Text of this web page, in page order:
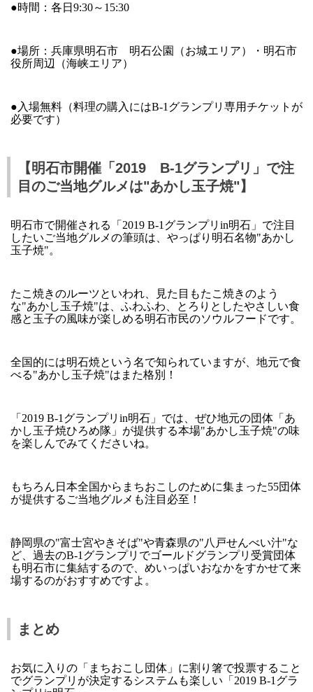
●時間：各日9:30～15:30
●場所：兵庫県明石市 明石公園（お城エリア）・明石市
役所周辺（海峡エリア）
●入場無料（料理の購入にはB-1グランプリ専用チケットが
必要です）
【明石市開催「2019 B-1グランプリ」で注
目のご当地グルメは"あかし玉子焼"】
明石市で開催される「2019 B-1グランプリin明石」で注目
したいご当地グルメの筆頭は、やっぱり明石名物"あかし
玉子焼"。
たこ焼きのルーツといわれ、見た目もたこ焼きのよう
な"あかし玉子焼"は、ふわふわ、とろりとしたやさしい食
感と玉子の風味が楽しめる明石市民のソウルフードです。
全国的には明石焼という名で知られていますが、地元で食
べる"あかし玉子焼"はまた格別！
「2019 B-1グランプリin明石」では、ぜひ地元の団体「あ
かし玉子焼ひろめ隊」が提供する本場"あかし玉子焼"の味
を楽しんでみてくださいね。
もちろん日本全国からまちおこしのために集まった55団体
が提供するご当地グルメも注目必至！
静岡県の"富士宮やきそば"や青森県の"八戸せんべい汁"な
ど、過去のB-1グランプリでゴールドグランプリ受賞団体
も明石市に集結するので、めいっぱいおなかをすかせて来
場するのがおすすめですよ。
まとめ
お気に入りの「まちおこし団体」に割り箸で投票すること
でグランプリが決定するシステムも楽しい「2019 B-1グラ